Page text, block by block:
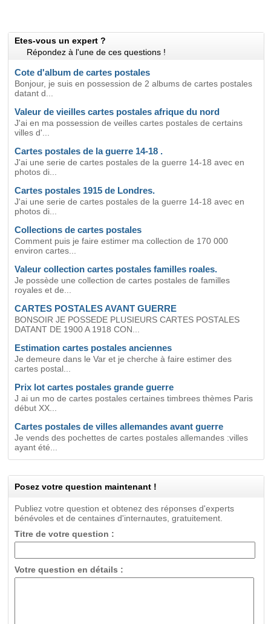
Etes-vous un expert ?
Répondez à l'une de ces questions !
Cote d'album de cartes postales
Bonjour, je suis en possession de 2 albums de cartes postales
datant d...
Valeur de vieilles cartes postales afrique du nord
J'ai en ma possession de veilles cartes postales de certains
villes d'...
Cartes postales de la guerre 14-18 .
J'ai une serie de cartes postales de la guerre 14-18 avec en
photos di...
Cartes postales 1915 de Londres.
J'ai une serie de cartes postales de la guerre 14-18 avec en
photos di...
Collections de cartes postales
Comment puis je faire estimer ma collection de 170 000
environ cartes...
Valeur collection cartes postales familles roales.
Je possède une collection de cartes postales de familles
royales et de...
CARTES POSTALES AVANT GUERRE
BONSOIR JE POSSEDE PLUSIEURS CARTES POSTALES
DATANT DE 1900 A 1918 CON...
Estimation cartes postales anciennes
Je demeure dans le Var et je cherche à faire estimer des
cartes postal...
Prix lot cartes postales grande guerre
J ai un mo de cartes postales certaines timbrees thèmes Paris
début XX...
Cartes postales de villes allemandes avant guerre
Je vends des pochettes de cartes postales allemandes :villes
ayant été...
Posez votre question maintenant !
Publiez votre question et obtenez des réponses d'experts
bénévoles et de centaines d'internautes, gratuitement.
Titre de votre question :
Votre question en détails :